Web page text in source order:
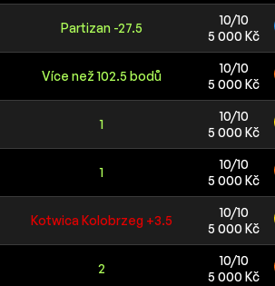
Partizan -27.5
10/10
5 000 Kč
Více než 102.5 bodů
10/10
5 000 Kč
1
10/10
5 000 Kč
1
10/10
5 000 Kč
Kotwica Kolobrzeg +3.5
10/10
5 000 Kč
2
10/10
5 000 Kč